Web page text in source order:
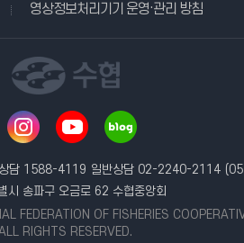
영상정보처리기기 운영·관리 방침
담 1588-4119 일반상담 02-2240-2114
시 송파구 오금로 62 수협중앙회
FEDERATION OF FISHERIES
RIGHTS RESERVED.